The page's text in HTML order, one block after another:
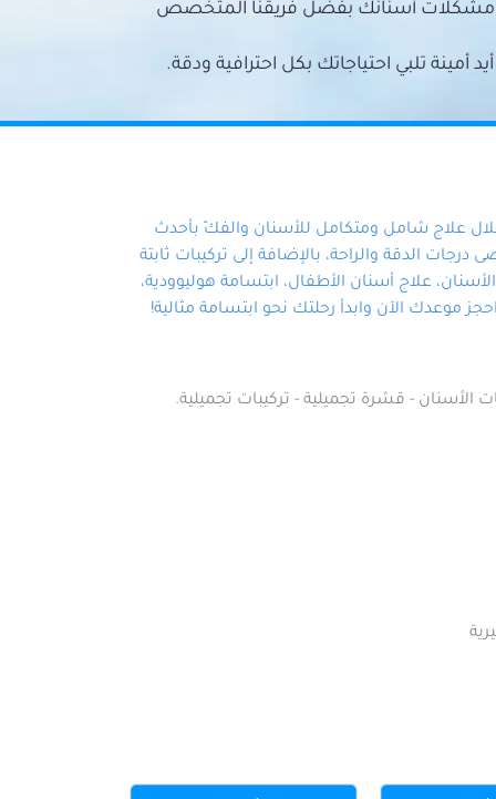
مشكلات أسنانك بفضل فريقنا المتخصص
تلبي احتياجاتك بكل احترافية ودقة.
علاج شامل ومتكامل للأسنان والفكّ بأحدث
الدقة والراحة، بالإضافة إلى تركيبات ثابتة
علاج أسنان الأطفال، ابتسامة هوليوودية،
موعدك الآن وابدأ رحلتك نحو ابتسامة مثالية!
الأسنان - قشرة تجميلية - تركيبات تجميلية.